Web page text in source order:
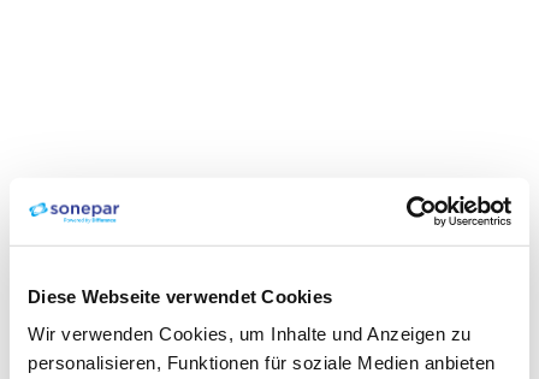
Diese Webseite verwendet Cookies
Wir verwenden Cookies, um Inhalte und Anzeigen zu
personalisieren, Funktionen für soziale Medien anbieten